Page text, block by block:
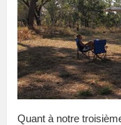
Quant à notre